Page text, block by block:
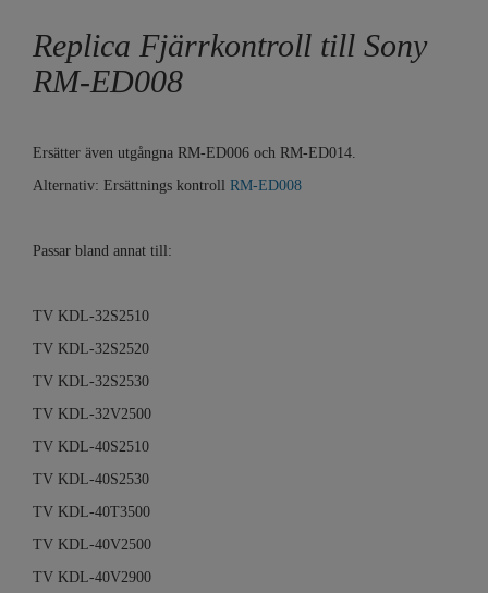
Replica Fjärrkontroll till Sony
RM-ED008
Ersätter även utgångna RM-ED006 och RM-ED014.
Alternativ: Ersättnings kontroll RM-ED008
Passar bland annat till:
TV KDL-32S2510
TV KDL-32S2520
TV KDL-32S2530
TV KDL-32V2500
TV KDL-40S2510
TV KDL-40S2530
TV KDL-40T3500
TV KDL-40V2500
TV KDL-40V2900